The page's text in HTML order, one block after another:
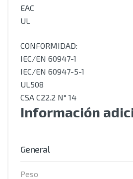
EAC
UL
CONFORMIDAD:
IEC/EN 60947-1
IEC/EN 60947-5-1
UL508
CSA C22.2 N° 14
Información
General
Peso